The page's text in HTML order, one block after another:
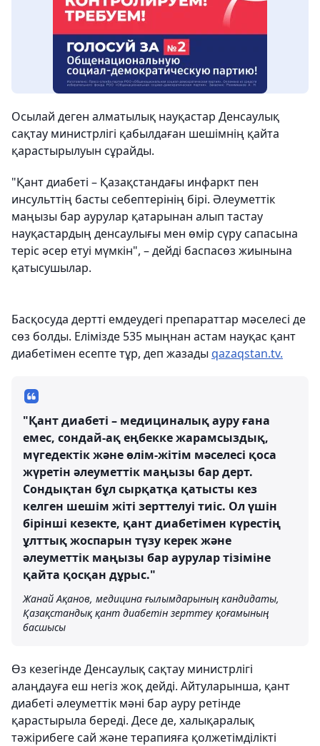
Осылай деген алматылық науқастар Денсаулық
сақтау министрлігі қабылдаған шешімнің қайта
қарастырылуын сұрайды.
"Қант диабеті – Қазақстандағы инфаркт пен
инсульттің басты себептерінің бірі. Әлеуметтік
маңызы бар аурулар қатарынан алып тастау
науқастардың денсаулығы мен өмір сүру сапасына
теріс әсер етуі мүмкін", – дейді баспасөз жиынына
қатысушылар.
Басқосуда дертті емдеудегі препараттар мәселесі де
сөз болды. Елімізде 535 мыңнан астам науқас қант
диабетімен есепте тұр, деп жазады qazaqstan.tv.
"Қант диабеті – медициналық ауру ғана
емес, сондай-ақ еңбекке жарамсыздық,
мүгедектік және өлім-жітім мәселесі қоса
жүретін әлеуметтік маңызы бар дерт.
Сондықтан бұл сырқатқа қатысты кез
келген шешім жіті зерттелуі тиіс. Ол үшін
бірінші кезекте, қант диабетімен күрестің
ұлттық жоспарын түзу керек және
әлеуметтік маңызы бар аурулар тізіміне
қайта қосқан дұрыс."
Жанай Ақанов, медицина ғылымдарының кандидаты,
Қазақстандық қант диабетін зерттеу қоғамының
басшысы
Өз кезегінде Денсаулық сақтау министрлігі
алаңдауға еш негіз жоқ дейді. Айтуларынша, қант
диабеті әлеуметтік мәні бар ауру ретінде
қарастырыла береді. Десе де, халықаралық
тәжірибеге сай және терапияға қолжетімділікті